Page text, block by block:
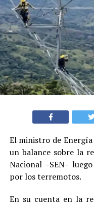
El ministro de
un balance sobre la
Nacional -SEN-
por los terremotos.
En su cuenta en la